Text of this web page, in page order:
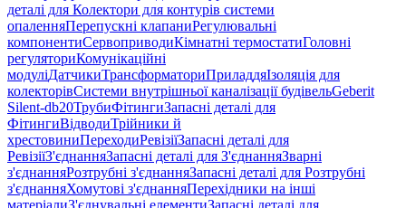
деталі для Колектори для контурів системи
опаленняПерепускні клапаниРегулювальні
компонентиСервоприводиКімнатні термостатиГоловні
регуляториКомунікаційні
модуліДатчикиТрансформаториПриладдяІзоляція для
колекторівСистеми внутрішньої каналізації будівельGeberit
Silent-db20ТрубиФітингиЗапасні деталі для
ФітингиВідводиТрійники й
хрестовиниПереходиРевізіїЗапасні деталі для
РевізіїЗ'єднанняЗапасні деталі для З'єднанняЗварні
з'єднанняРозтрубні з'єднанняЗапасні деталі для Розтрубні
з'єднанняХомутові з'єднанняПерехідники на інші
матеріалиЗ'єднувальні елементиЗапасні деталі для